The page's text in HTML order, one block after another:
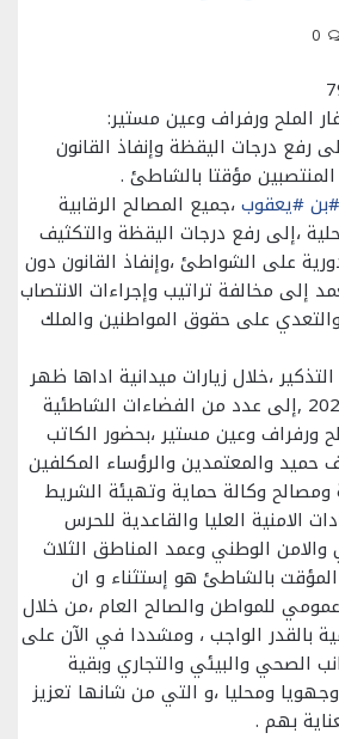
الملح ورفراف وعين مستير:
رفع درجات اليقظة وإنفاذ القانون
مؤقتا بالشاطئ .
#بن#يعقوب،جميع المصالح الرقابية
،إلى رفع درجات اليقظة والتكثيف
على الشواطئ ،وإنفاذ القانون دون
إلى مخالفة تراتيب وإجراءات الانتصاب
على حقوق المواطنين والملك
التذكير ،خلال زيارات ميدانية اداها ظهر
اليوم السبت 27جوان 2026 ,إلى عدد من الفضاءات الشاطئية
ورفراف وعين مستير ،بحضور الكاتب
حميد والمعتمدين والرؤساء المكلفين
ومصالح وكالة حماية وتهيئة الشريط
الامنية العليا والقاعدية للحرس
الوطني وعمد المناطق الثلاث
المؤقت بالشاطئ هو إستثناء و ان
للمواطن والصالح العام ،من خلال
بالقدر الواجب ، ومشددا في الآن على
الصحي والبيئي والتجاري وبقية
وجهويا ومحليا ،و التي من شانها تعزيز
بهم .